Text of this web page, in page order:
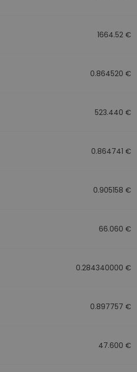
1664.52 €
0.864520 €
523.440 €
0.864741 €
0.905158 €
66.060 €
0.284340000 €
0.897757 €
47.600 €